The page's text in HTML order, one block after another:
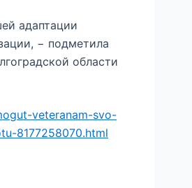
адаптации
− подметила
области
veteranam-svo-
8177258070.html